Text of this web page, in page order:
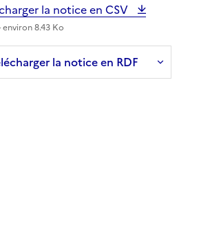
la notice en CSV
environ 8.43 Ko
la notice en RDF